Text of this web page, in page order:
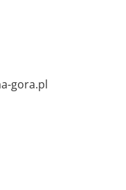
gora.pl